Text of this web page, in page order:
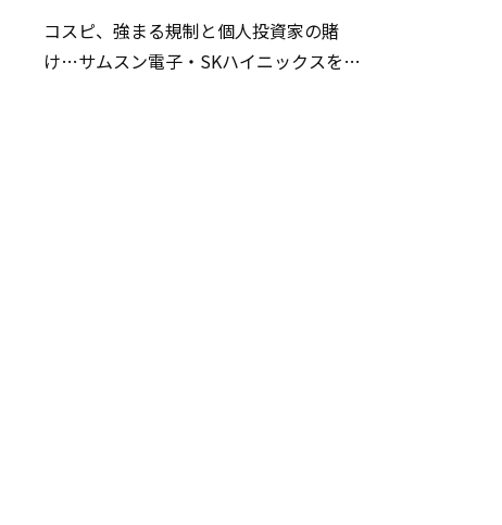
コスピ、強まる規制と個人投資家の賭
け…サムスン電子・SKハイニックスを巡